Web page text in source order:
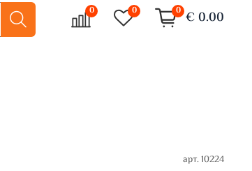
0 0 0 € 0.00
арт.10224